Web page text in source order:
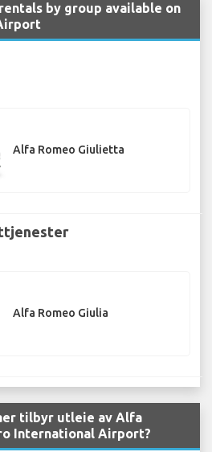
by group available on
Alfa Romeo Giulietta
Alfa Romeo Giulia
tilbyr utleie av Alfa
International Airport?